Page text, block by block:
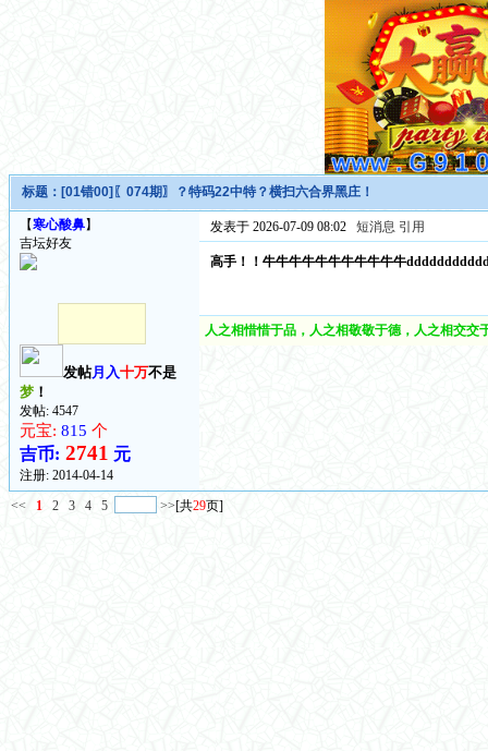
标题： [01错00]〖074期〗？特码22中特？横扫六合界黑庄！
【寒心酸鼻】
吉坛好友
发帖月入十万不是
梦！
发帖: 4547
元宝: 815 个
吉币: 2741 元
注册: 2014-04-14
发表于 2026-07-09 08:02 短消息 引用
高手！！牛牛牛牛牛牛牛牛牛牛牛
人之相惜惜于品，人之相敬敬于德，人之相交
<< 1 2 3 4 5 >>[共29页]